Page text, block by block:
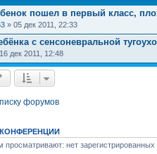
пошел в первый класс,
» 05 дек 2011, 22:33
с сенсоневральной
дек 2011, 12:48
форумов
нет зарегистрированных